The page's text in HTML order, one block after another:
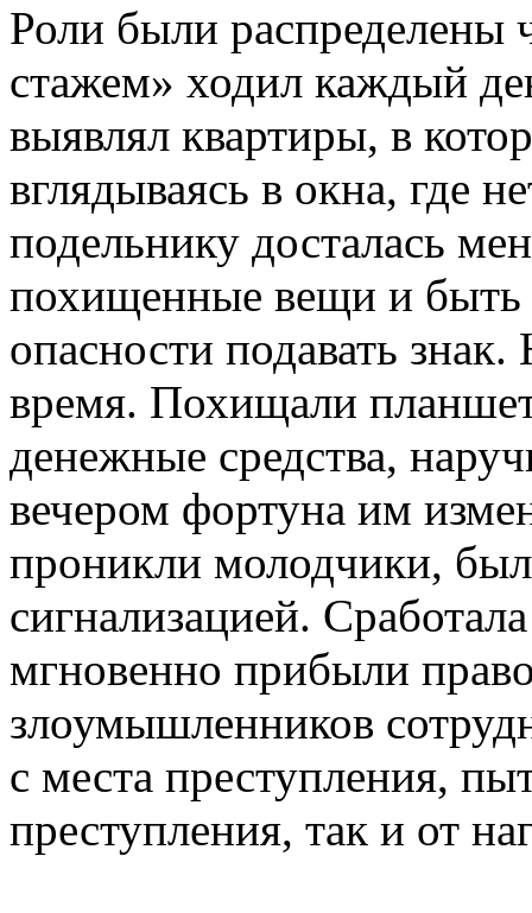
Роли были распределены
стажем» ходил каждый
выявлял квартиры, в
вглядываясь в окна, где
подельнику досталась
похищенные вещи и быть
опасности подавать
время. Похищали
денежные средства,
вечером фортуна им
проникли молодчики,
сигнализацией.
мгновенно прибыли
злоумышленников
с места преступления,
преступления, так и от